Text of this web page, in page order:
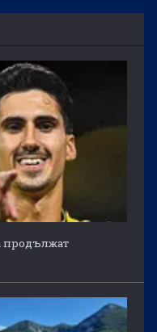
продължат